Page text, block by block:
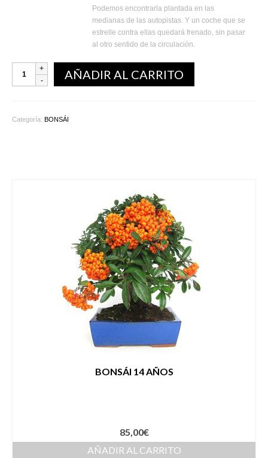
Podemos encontrarla plantada en las
medianas de las autopistas. Y un coche que se
estrelle contra ellas quedará frenado, sin pasar
al otro sentido de la circulación.
AÑADIR AL CARRITO
Categoría: BONSÁI
BONSÁI 14 AÑOS
85,00€
AÑADIR AL CARRITO